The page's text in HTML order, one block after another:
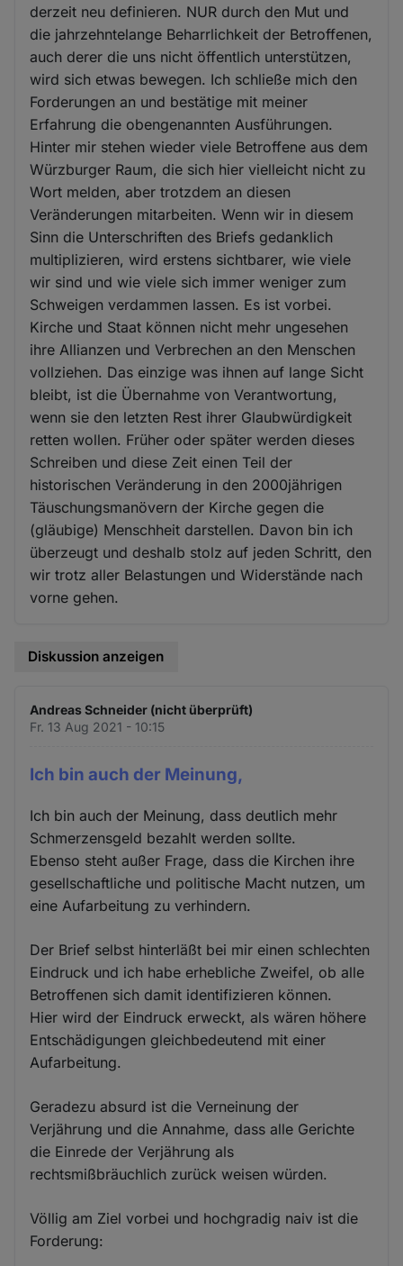
derzeit neu definieren. NUR durch den Mut und
die jahrzehntelange Beharrlichkeit der Betroffenen,
auch derer die uns nicht öffentlich unterstützen,
wird sich etwas bewegen. Ich schließe mich den
Forderungen an und bestätige mit meiner
Erfahrung die obengenannten Ausführungen.
Hinter mir stehen wieder viele Betroffene aus dem
Würzburger Raum, die sich hier vielleicht nicht zu
Wort melden, aber trotzdem an diesen
Veränderungen mitarbeiten. Wenn wir in diesem
Sinn die Unterschriften des Briefs gedanklich
multiplizieren, wird erstens sichtbarer, wie viele
wir sind und wie viele sich immer weniger zum
Schweigen verdammen lassen. Es ist vorbei.
Kirche und Staat können nicht mehr ungesehen
ihre Allianzen und Verbrechen an den Menschen
vollziehen. Das einzige was ihnen auf lange Sicht
bleibt, ist die Übernahme von Verantwortung,
wenn sie den letzten Rest ihrer Glaubwürdigkeit
retten wollen. Früher oder später werden dieses
Schreiben und diese Zeit einen Teil der
historischen Veränderung in den 2000jährigen
Täuschungsmanövern der Kirche gegen die
(gläubige) Menschheit darstellen. Davon bin ich
überzeugt und deshalb stolz auf jeden Schritt, den
wir trotz aller Belastungen und Widerstände nach
vorne gehen.
Diskussion anzeigen
Andreas Schneider (nicht überprüft)
Fr. 13 Aug 2021 - 10:15
Ich bin auch der Meinung,
Ich bin auch der Meinung, dass deutlich mehr
Schmerzensgeld bezahlt werden sollte.
Ebenso steht außer Frage, dass die Kirchen ihre
gesellschaftliche und politische Macht nutzen, um
eine Aufarbeitung zu verhindern.
Der Brief selbst hinterläßt bei mir einen schlechten
Eindruck und ich habe erhebliche Zweifel, ob alle
Betroffenen sich damit identifizieren können.
Hier wird der Eindruck erweckt, als wären höhere
Entschädigungen gleichbedeutend mit einer
Aufarbeitung.
Geradezu absurd ist die Verneinung der
Verjährung und die Annahme, dass alle Gerichte
die Einrede der Verjährung als
rechtsmißbräuchlich zurück weisen würden.
Völlig am Ziel vorbei und hochgradig naiv ist die
Forderung: